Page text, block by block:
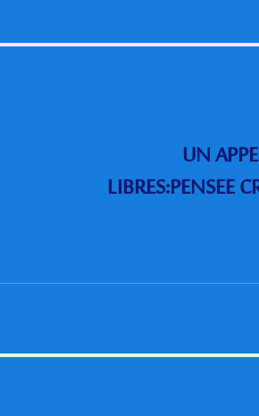
UN
LIBRES:PENSEE